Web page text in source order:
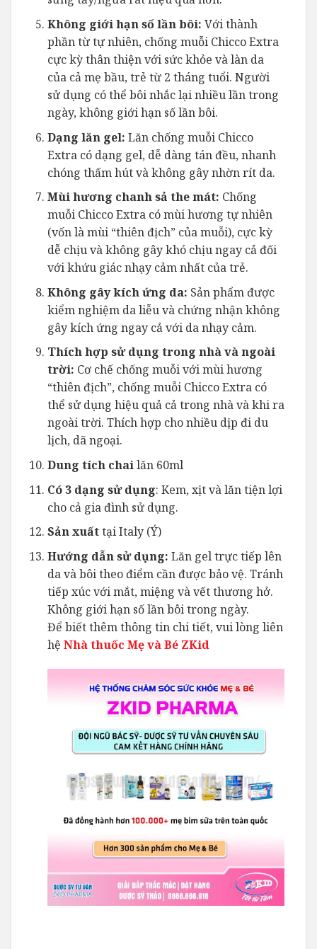
Không giới hạn số lần bôi: Với thành
phần từ tự nhiên, chống muỗi Chicco Extra
cực kỳ thân thiện với sức khỏe và làn da
của cả mẹ bầu, trẻ từ 2 tháng tuổi. Người
sử dụng có thể bôi nhắc lại nhiều lần trong
ngày, không giới hạn số lần bôi.
Dạng lăn gel: Lăn chống muỗi Chicco
Extra có dạng gel, dễ dàng tán đều, nhanh
chóng thấm hút và không gây nhờn rít da.
Mùi hương chanh sả the mát: Chống
muỗi Chicco Extra có mùi hương tự nhiên
(vốn là mùi “thiên địch” của muỗi), cực kỳ
dễ chịu và không gây khó chịu ngay cả đối
với khứu giác nhạy cảm nhất của trẻ.
Không gây kích ứng da: Sản phẩm được
kiểm nghiệm da liễu và chứng nhận không
gây kích ứng ngay cả với da nhạy cảm.
Thích hợp sử dụng trong nhà và ngoài
trời: Cơ chế chống muỗi với mùi hương
“thiên địch”, chống muỗi Chicco Extra có
thể sử dụng hiệu quả cả trong nhà và khi ra
ngoài trời. Thích hợp cho nhiều dịp đi du
lịch, dã ngoại.
Dung tích chailăn 60ml
Có 3 dạng sử dụng: Kem, xịt và lăn tiện lợi
cho cả gia đình sử dụng.
Sản xuấttại Italy (Ý)
Hướng dẫn sử dụng: Lăn gel trực tiếp lên
da và bôi theo điểm cần được bảo vệ. Tránh
tiếp xúc với mắt, miệng và vết thương hở.
Không giới hạn số lần bôi trong ngày.
Để biết thêm thông tin chi tiết, vui lòng liên
hệ Nhà thuốc Mẹ và Bé ZKid